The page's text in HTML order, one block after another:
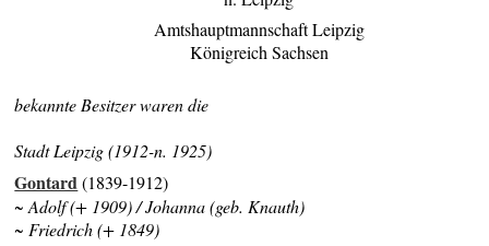
Amtshauptmannschaft Leipzig
Königreich Sachsen
bekannte Besitzer waren die
Stadt Leipzig (1912-n. 1925)
Gontard(1839-1912)
~ Adolf (+ 1909) / Johanna (geb. Knauth)
~ Friedrich (+ 1849)